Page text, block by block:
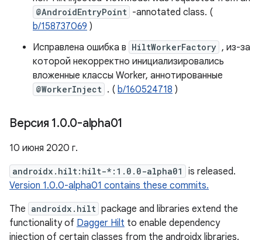
@AndroidEntryPoint -annotated class. (
b/158737069 )
Исправлена ​​ошибка в HiltWorkerFactory , из-за
которой некорректно инициализировались
вложенные классы Worker, аннотированные
@WorkerInject . ( b/160524718 )
Версия 1.0.0-alpha01
10 июня 2020 г.
androidx.hilt:hilt-*:1.0.0-alpha01
is released.
Version 1.0.0-alpha01 contains these commits.
The androidx.hilt package and libraries extend the
functionality of Dagger Hilt to enable dependency
injection of certain classes from the androidx libraries.